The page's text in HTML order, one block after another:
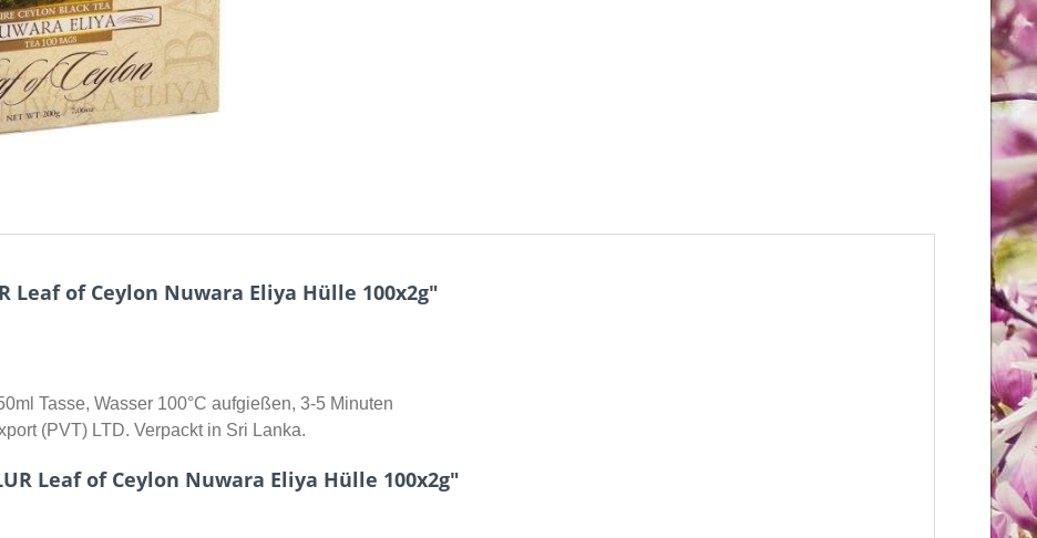
Leaf of Ceylon Nuwara Eliya Hülle 100x2g"
Tasse, Wasser 100°C aufgießen, 3-5 Minuten
(PVT) LTD. Verpackt in Sri Lanka.
Leaf of Ceylon Nuwara Eliya Hülle 100x2g"